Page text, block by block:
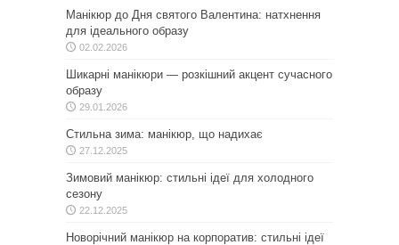
Манікюр до Дня святого Валентина: натхнення
для ідеального образу
02.02.2026
Шикарні манікюри — розкішний акцент сучасного
образу
29.01.2026
Стильна зима: манікюр, що надихає
27.12.2025
Зимовий манікюр: стильні ідеї для холодного
сезону
22.12.2025
Новорічний манікюр на корпоратив: стильні ідеї